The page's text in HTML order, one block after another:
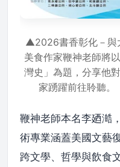
▲2026書香彰化－與
美食作家鞭神老師將
灣史」為題，分享他
家踴躍前往聆聽。
鞭神老師本名李廼澔
術專業涵蓋美國文藝
跨文學、哲學與飲食